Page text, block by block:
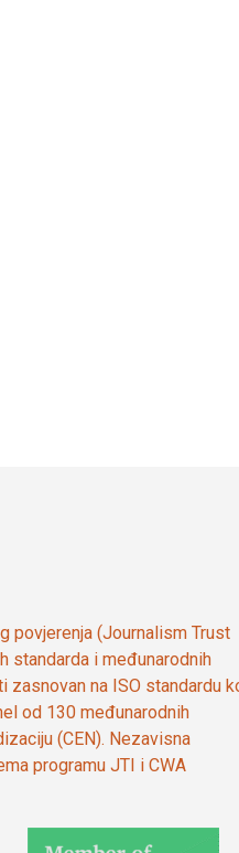
povjerenja (Journalism Trust
standarda i međunarodnih
zasnovan na ISO standardu
od 130 međunarodnih
(CEN). Nezavisna
programu JTI i CWA